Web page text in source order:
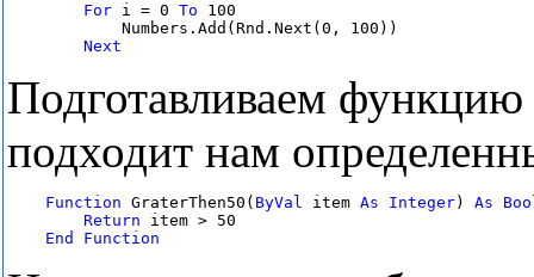
For i = 0 To 100
            Numbers.Add(Rnd.Next(0, 100))
Next
Подготавливаем функцию
подходит нам
Function GraterThen50( ByVal item As Integer) As
Return item > 50
End
Function